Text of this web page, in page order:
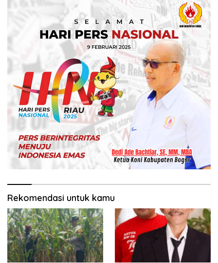
Rekomendasi untuk kamu